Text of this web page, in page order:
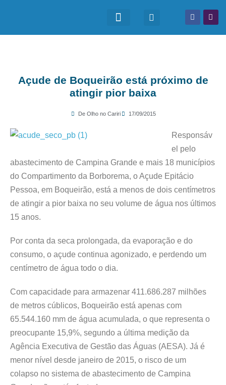
Açude de Boqueirão está próximo de
atingir pior baixa
De Olho no Cariri 17/09/2015
Responsáv
el pelo
abastecimento de Campina Grande e mais 18 municípios
do Compartimento da Borborema, o Açude Epitácio
Pessoa, em Boqueirão, está a menos de dois centímetros
de atingir a pior baixa no seu volume de água nos últimos
15 anos.
Por conta da seca prolongada, da evaporação e do
consumo, o açude continua agonizado, e perdendo um
centímetro de água todo o dia.
Com capacidade para armazenar 411.686.287 milhões
de metros cúblicos, Boqueirão está apenas com
65.544.160 mm de água acumulada, o que representa o
preocupante 15,9%, segundo a última medição da
Agência Executiva de Gestão das Águas (AESA). Já é
menor nível desde janeiro de 2015, o risco de um
colapso no sistema de abastecimento de Campina